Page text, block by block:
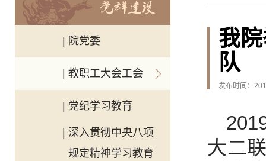
| 院党委
| 教职工大会工会
| 党纪学习教育
| 深入贯彻中央八项
规定精神学习教育
我
队
发布时间：
大二